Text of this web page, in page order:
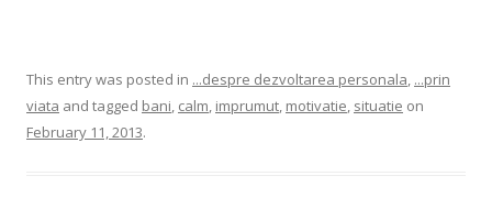
This entry was posted in ...despre dezvoltarea personala, ...prin
viata and tagged bani, calm, imprumut, motivatie, situatie on
February 11, 2013.